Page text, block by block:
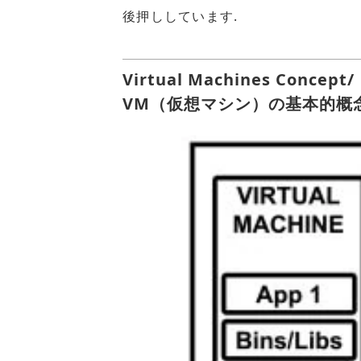
後押ししています.
Virtual Machines Concept/
VM（仮想マシン）の基本的概